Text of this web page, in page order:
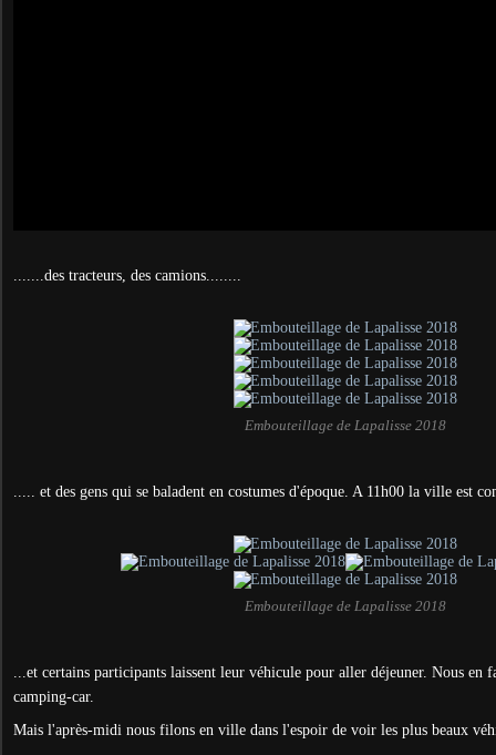
.......des tracteurs, des camions........
Embouteillage de Lapalisse 2018
..... et des gens qui se baladent en costumes d'époque. A 11h00 la ville est
Embouteillage de Lapalisse 2018
...et certains participants laissent leur véhicule pour aller déjeuner. Nous en
camping-car.
Mais l'après-midi nous filons en ville dans l'espoir de voir les plus beaux